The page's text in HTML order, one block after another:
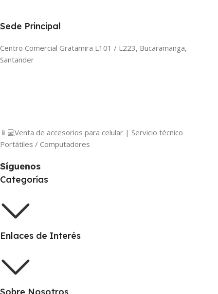
Sede Principal
Centro Comercial Gratamira L101 / L223, Bucaramanga,
Santander
📱💻Venta de accesorios para celular | Servicio técnico
Portátiles / Computadores
Síguenos
Categorías
Enlaces de Interés
Sobre Nosotros